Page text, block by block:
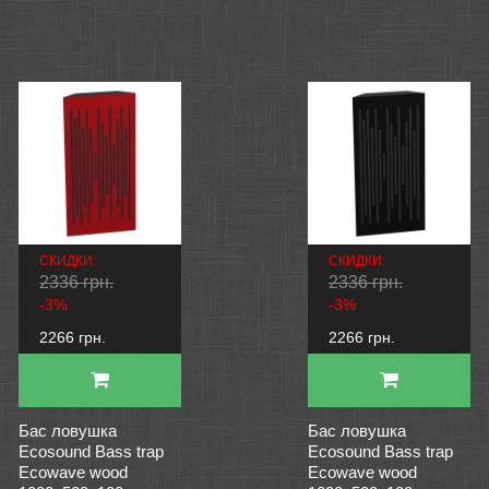
СКИДКИ:
2336 грн.
-3%
2266 грн.
Бас ловушка
Ecosound Bass trap
Ecowave wood
СКИДКИ:
2336 грн.
-3%
2266 грн.
Бас ловушка
Ecosound Bass trap
Ecowave wood